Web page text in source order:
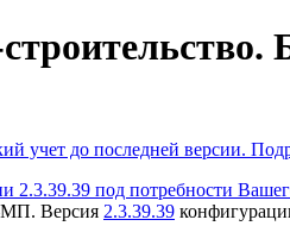
учет до последней версии.
2.3.39.39 под потребности
МП. Версия 2.3.39.39